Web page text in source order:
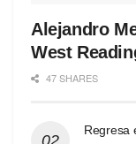
Alejandro
West
47 SHARES
Regresa